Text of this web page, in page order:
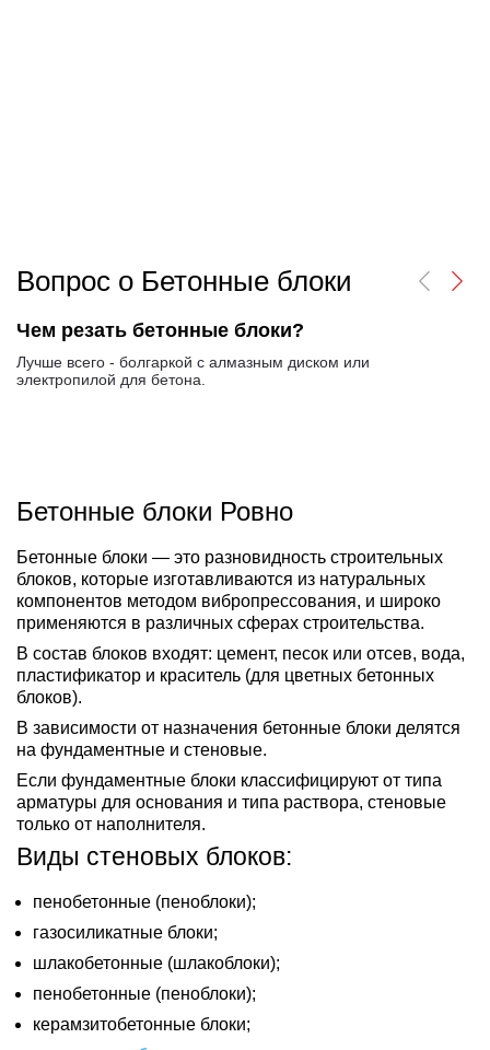
Вопрос о Бетонные блоки
Чем резать бетонные блоки?
Лучше всего - болгаркой с алмазным диском или
электропилой для бетона.
Бетонные блоки Ровно
Бетонные блоки — это разновидность строительных
блоков, которые изготавливаются из натуральных
компонентов методом вибропрессования, и широко
применяются в различных сферах строительства.
В состав блоков входят: цемент, песок или отсев, вода,
пластификатор и краситель (для цветных бетонных
блоков).
В зависимости от назначения бетонные блоки делятся
на фундаментные и стеновые.
Если фундаментные блоки классифицируют от типа
арматуры для основания и типа раствора, стеновые
только от наполнителя.
Виды стеновых блоков:
пенобетонные (пеноблоки);
газосиликатные блоки;
шлакобетонные (шлакоблоки);
пенобетонные (пеноблоки);
керамзитобетонные блоки;